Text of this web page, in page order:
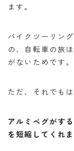
ます。
バイクツーリン
の、自転車の旅
がないためです。
ただ、それでも
アルミペグがす
を短縮してくれ